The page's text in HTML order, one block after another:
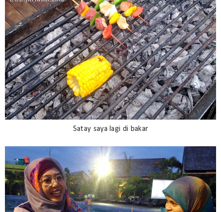
Satay saya lagi di bakar